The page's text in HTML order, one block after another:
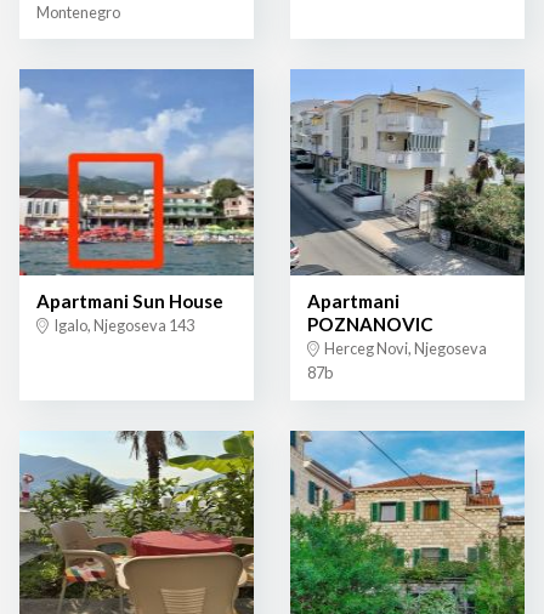
Montenegro
Apartmani Sun House
Igalo, Njegoseva 143
Apartmani
POZNANOVIC
Herceg Novi, Njegoseva
87b